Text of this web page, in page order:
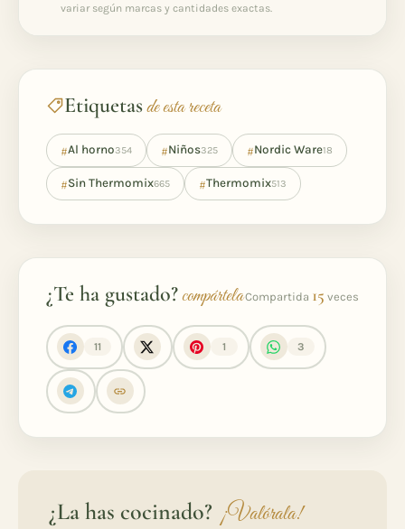
variar según marcas y cantidades exactas.
Etiquetasde esta receta
#Al horno354 #Niños325 #Nordic Ware18
#Sin Thermomix665 #Thermomix513
¿Te ha gustado?compártelaCompartida 15 veces
11 1 3
¿La has cocinado? ¡Valórala!